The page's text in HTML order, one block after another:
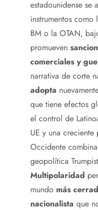
estadounidense se
instrumentos
BM o la OTAN,
promueven
comerciales y
narrativa de corte
adopta
que tiene efectos
el control de
UE y una
Occidente
geopolítica
Multipolaridad
mundo más
nacionalista que